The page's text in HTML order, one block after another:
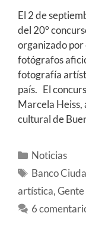
El 2 de
del 20°
organizado por
fotógrafos
fotografía
país. El
Marcela
cultural de
Noticias
Banco
artística,
6